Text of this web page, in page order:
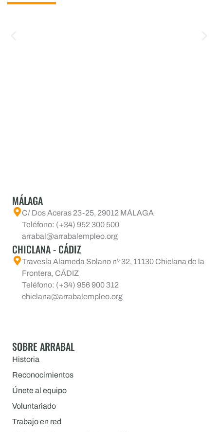
MÁLAGA
C/ Dos Aceras 23-25, 29012 MÁLAGA
Teléfono: (+34) 952 300 500
arrabal@arrabalempleo.org
CHICLANA - CÁDIZ
Travesía Alameda Solano nº 32, 11130 Chiclana de la
Frontera, CÁDIZ
Teléfono: (+34) 956 900 312
chiclana@arrabalempleo.org
SOBRE ARRABAL
Historia
Reconocimientos
Únete al equipo
Voluntariado
Trabajo en red